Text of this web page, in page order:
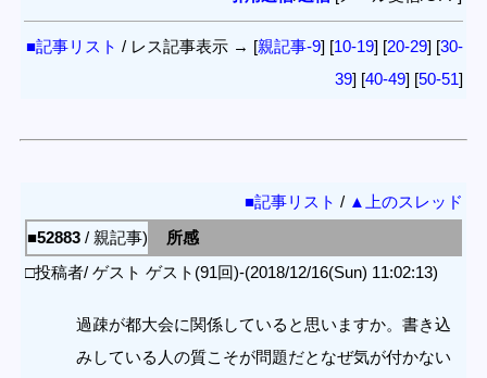
■記事リスト / レス記事表示 → [親記事-9] [10-19] [20-29] [30-
39] [40-49] [50-51]
■記事リスト / ▲上のスレッド
■52883 / 親記事)
所感
□投稿者/ ゲスト ゲスト(91回)-(2018/12/16(Sun) 11:02:13)
過疎が都大会に関係していると思いますか。書き込
みしている人の質こそが問題だとなぜ気が付かない